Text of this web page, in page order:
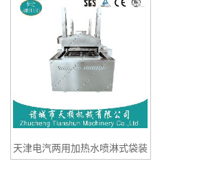
天津电汽两用加热水喷淋式袋装